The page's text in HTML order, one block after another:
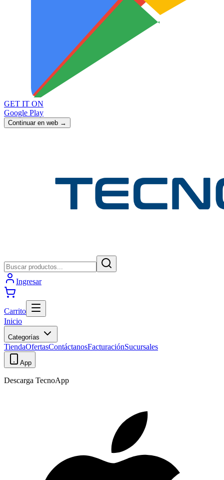
GET IT ON
Google Play
Continuar en web →
Ingresar
Carrito
Inicio
Categorías
TiendaOfertasContáctanosFacturaciónSucursales
App
Descarga TecnoApp